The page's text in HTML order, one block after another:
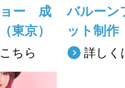
ョー 成
京）
ちら
バルーン
ット制
詳しく